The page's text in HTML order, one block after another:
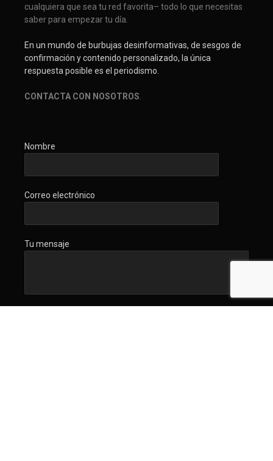
cualquiera que sea tu red favorita– todo lo que necesitas
saber para empezar tu día.
En un mundo de burbujas desinformativas, de sesgos de
confirmación y contenido personalizado, la única
respuesta posible es el periodismo.
CONTACTA CON NOSOTROS.
Nombre
Correo electrónico
Tu mensaje